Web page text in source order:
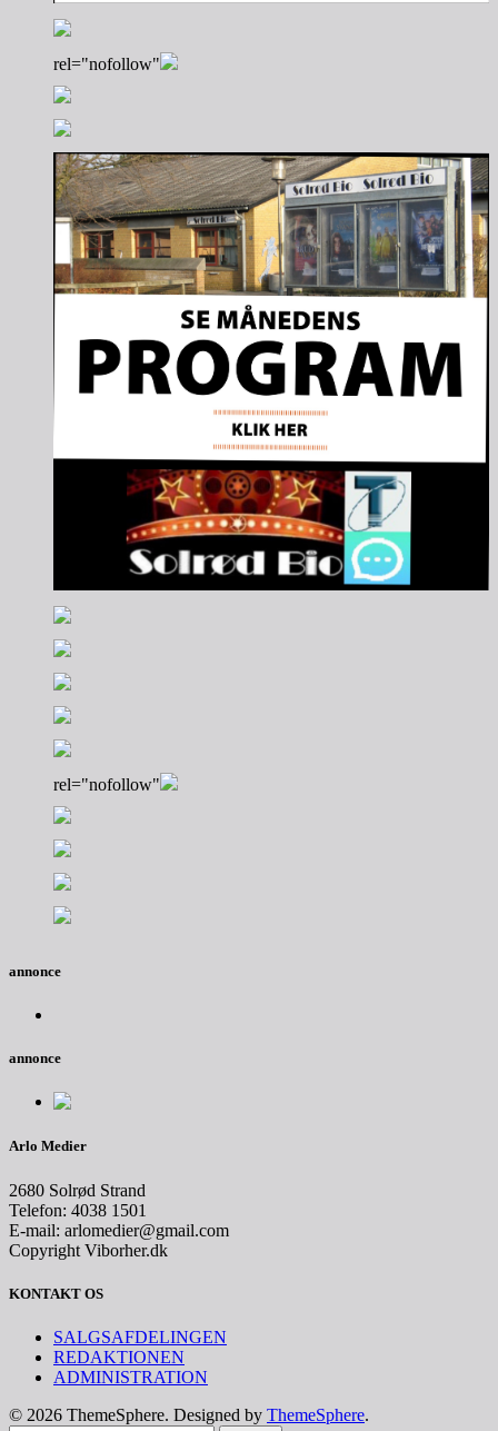
rel="nofollow"
rel="nofollow"
annonce
annonce
Arlo Medier
2680 Solrød Strand
Telefon: 4038 1501
E-mail: arlomedier@gmail.com
Copyright Viborher.dk
KONTAKT OS
SALGSAFDELINGEN
REDAKTIONEN
ADMINISTRATION
© 2026 ThemeSphere. Designed by ThemeSphere.